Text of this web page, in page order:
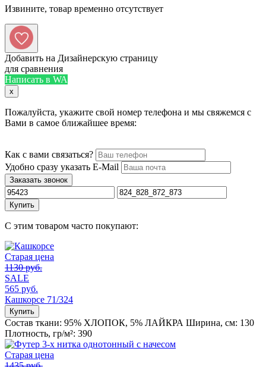
Извините, товар временно отсутствует
Добавить на Дизайнерскую страницу
для сравнения
Написать в WA
x
Пожалуйста, укажите свой номер телефона и мы свяжемся с
Вами в самое ближайшее время:
Как с вами связаться?
Удобно сразу указать E-Mail
Заказать звонок
Купить
С этим товаром часто покупают:
Старая цена
1130 руб.
SALE
565 руб.
Кашкорсе 71/324
Купить
Состав ткани: 95% ХЛОПОК, 5% ЛАЙКРА Ширина, см: 130
Плотность, гр/м²: 390
Старая цена